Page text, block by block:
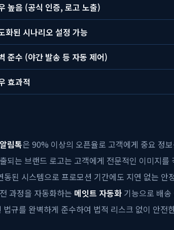
높음 (공식 인증, 로고 노출)
화된 시나리오 설정 가능
준수 (야간 발송 등 자동 제어)
효과적
림톡은 90% 이상의 오픈율로 고객에게 중요 정
되는 브랜드 로고는 고객에게 전문적인 이미지를
동된 시스템으로 프로모션 기간에도 지연 없는 안
과정을 자동화하는 메잇트 자동화 기능으로 배
법규를 완벽하게 준수하여 법적 리스크 없이 안전